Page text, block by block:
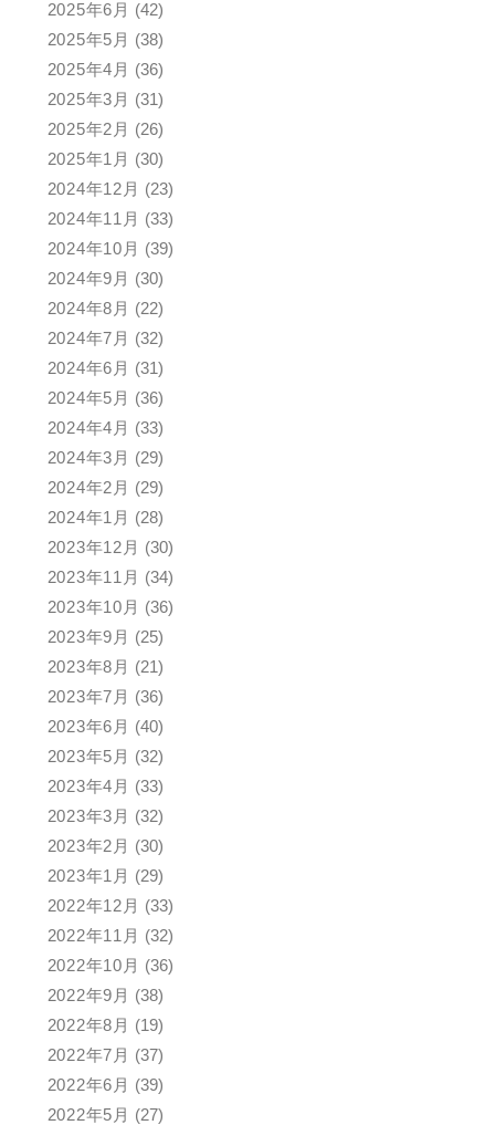
2025年6月 (42)
2025年5月 (38)
2025年4月 (36)
2025年3月 (31)
2025年2月 (26)
2025年1月 (30)
2024年12月 (23)
2024年11月 (33)
2024年10月 (39)
2024年9月 (30)
2024年8月 (22)
2024年7月 (32)
2024年6月 (31)
2024年5月 (36)
2024年4月 (33)
2024年3月 (29)
2024年2月 (29)
2024年1月 (28)
2023年12月 (30)
2023年11月 (34)
2023年10月 (36)
2023年9月 (25)
2023年8月 (21)
2023年7月 (36)
2023年6月 (40)
2023年5月 (32)
2023年4月 (33)
2023年3月 (32)
2023年2月 (30)
2023年1月 (29)
2022年12月 (33)
2022年11月 (32)
2022年10月 (36)
2022年9月 (38)
2022年8月 (19)
2022年7月 (37)
2022年6月 (39)
2022年5月 (27)